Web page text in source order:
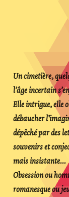
Un cimetière,
l’âge incertain
Elle intrigue, elle
débaucher
dépêché par des
souvenirs et
mais insistante…
Obsession ou
romanesque ou